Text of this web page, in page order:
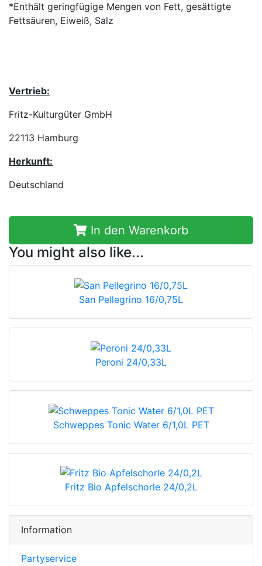
*Enthält geringfügige Mengen von Fett, gesättigte
Fettsäuren, Eiweiß, Salz
Vertrieb:
Fritz-Kulturgüter GmbH
22113 Hamburg
Herkunft:
Deutschland
In den Warenkorb
You might also like...
San Pellegrino 16/0,75L
Peroni 24/0,33L
Schweppes Tonic Water 6/1,0L PET
Fritz Bio Apfelschorle 24/0,2L
Information
Partyservice